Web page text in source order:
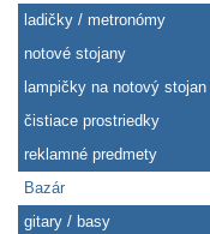
ladičky / metronómy
notové stojany
lampičky na notový stojan
čistiace prostriedky
reklamné predmety
Bazár
gitary / basy